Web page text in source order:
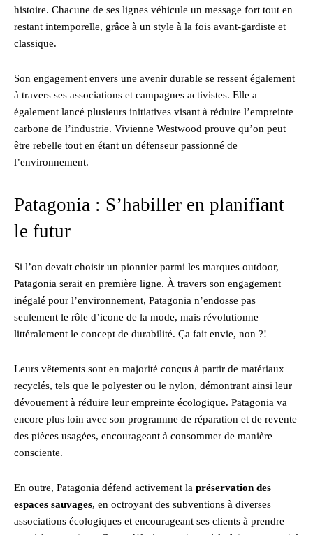
histoire. Chacune de ses lignes véhicule un message fort tout en
restant intemporelle, grâce à un style à la fois avant-gardiste et
classique.
Son engagement envers une avenir durable se ressent également
à travers ses associations et campagnes activistes. Elle a
également lancé plusieurs initiatives visant à réduire l’empreinte
carbone de l’industrie. Vivienne Westwood prouve qu’on peut
être rebelle tout en étant un défenseur passionné de
l’environnement.
Patagonia : S’habiller en planifiant
le futur
Si l’on devait choisir un pionnier parmi les marques outdoor,
Patagonia serait en première ligne. À travers son engagement
inégalé pour l’environnement, Patagonia n’endosse pas
seulement le rôle d’icone de la mode, mais révolutionne
littéralement le concept de durabilité. Ça fait envie, non ?!
Leurs vêtements sont en majorité conçus à partir de matériaux
recyclés, tels que le polyester ou le nylon, démontrant ainsi leur
dévouement à réduire leur empreinte écologique. Patagonia va
encore plus loin avec son programme de réparation et de revente
des pièces usagées, encourageant à consommer de manière
consciente.
En outre, Patagonia défend activement la préservation des
espaces sauvages, en octroyant des subventions à diverses
associations écologiques et encourageant ses clients à prendre